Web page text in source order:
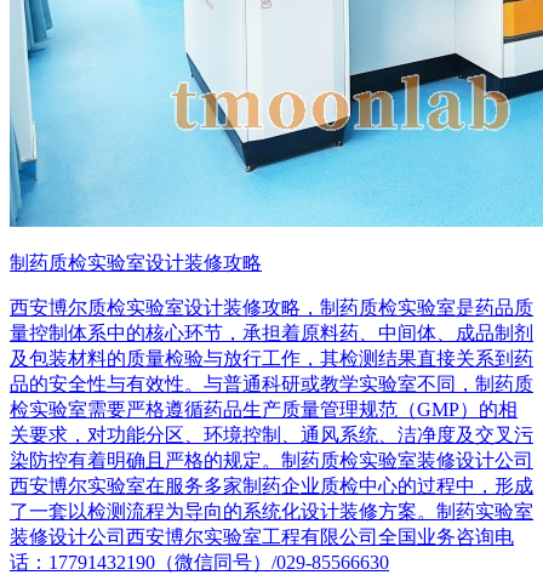
制药质检实验室设计装修攻略
西安博尔质检实验室设计装修攻略，制药质检实验室是药品质
量控制体系中的核心环节，承担着原料药、中间体、成品制剂
及包装材料的质量检验与放行工作，其检测结果直接关系到药
品的安全性与有效性。与普通科研或教学实验室不同，制药质
检实验室需要严格遵循药品生产质量管理规范（GMP）的相
关要求，对功能分区、环境控制、通风系统、洁净度及交叉污
染防控有着明确且严格的规定。制药质检实验室装修设计公司
西安博尔实验室在服务多家制药企业质检中心的过程中，形成
了一套以检测流程为导向的系统化设计装修方案。制药实验室
装修设计公司西安博尔实验室工程有限公司全国业务咨询电
话：17791432190（微信同号）/029-85566630